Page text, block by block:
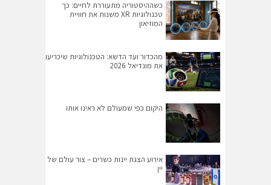
כשההיסטוריה מתעוררת לחיים: כך
טכנולוגיות XR משנות את חוויית
המוזיאון
מהכדור ועד הדשא: הטכנולוגיות שיכריעו
את מונדיאל 2026
היקום כפי שמעולם לא ראינו אותו
אירוע הצגת יינות כשרים – צור עולם של
יין